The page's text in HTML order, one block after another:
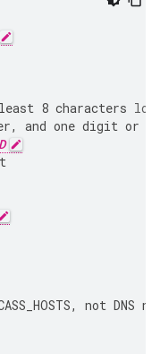
least 8 characters
, and one digit or
, not DNS